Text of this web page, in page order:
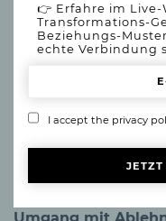
👉 Erfahre im
Transformations-
Beziehungs-
echte Verbindung
I accept the privacy